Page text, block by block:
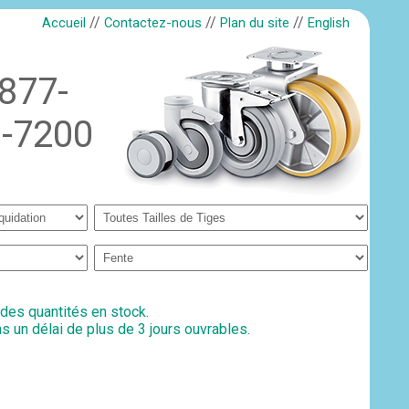
Accueil // Contactez-nous // Plan du site // English
7200
quantités en stock.
un délai de plus de 3 jours ouvrables.